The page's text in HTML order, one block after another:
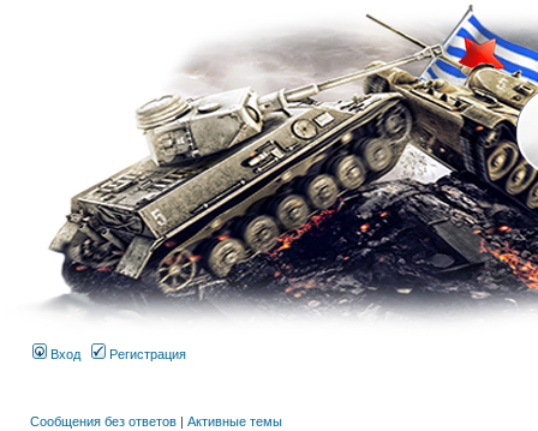
Вход Регистрация
Сообщения без ответов | Активные темы